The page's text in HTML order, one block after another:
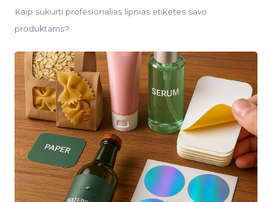
Kaip sukurti profesionalias lipnias etiketes savo
produktams?